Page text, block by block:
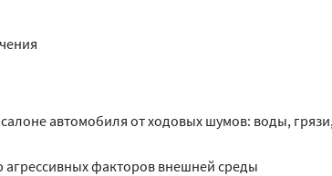
автомобиля от ходовых шумов: воды,
агрессивных факторов внешней среды